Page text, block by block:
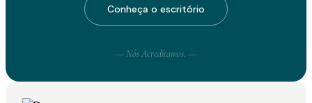
Conheça o escritório
— Nós Acreditamos. —